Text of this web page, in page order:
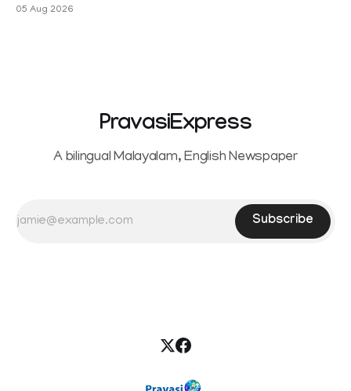
05 Aug 2026
PravasiExpress
A bilingual Malayalam, English Newspaper
Subscribe